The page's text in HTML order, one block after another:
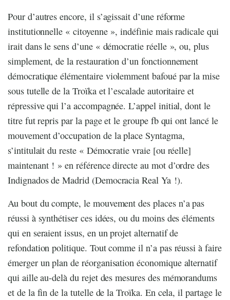
Pour d’autres encore, il s’agissait d’une réforme
institutionnelle « citoyenne », indéfinie mais radicale qui
irait dans le sens d’une « démocratie réelle », ou, plus
simplement, de la restauration d’un fonctionnement
démocratique élémentaire violemment bafoué par la mise
sous tutelle de la Troïka et l’escalade autoritaire et
répressive qui l’a accompagnée. L’appel initial, dont le
titre fut repris par la page et le groupe fb qui ont lancé le
mouvement d’occupation de la place Syntagma,
s’intitulait du reste « Démocratie vraie [ou réelle]
maintenant ! » en référence directe au mot d’ordre des
Indignados de Madrid (Democracia Real Ya !).
Au bout du compte, le mouvement des places n’a pas
réussi à synthétiser ces idées, ou du moins des éléments
qui en seraient issus, en un projet alternatif de
refondation politique. Tout comme il n’a pas réussi à faire
émerger un plan de réorganisation économique alternatif
qui aille au-delà du rejet des mesures des mémorandums
et de la fin de la tutelle de la Troïka. En cela, il partage le